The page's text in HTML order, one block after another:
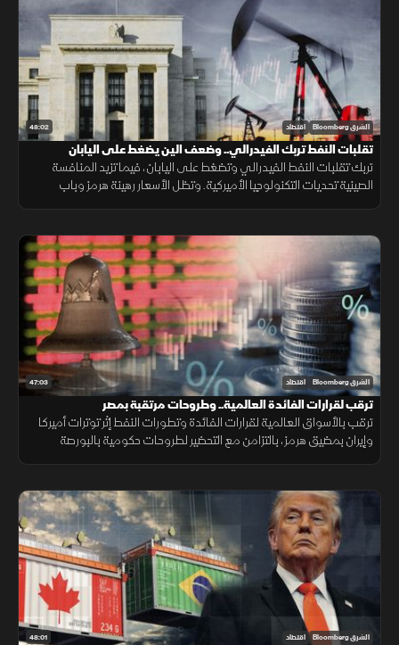
48:02 الشرق Bloomberg اقتصاد
تقلبات النفط تربك الفيدرالي.. وضعف الين يضغط على اليابان
تربك تقلبات النفط الفيدرالي وتضغط على اليابان، فيما تزيد المنافسة
الصينية تحديات التكنولوجيا الأميركية. وتظل الأسعار رهينة هرمز وباب
47:03 الشرق Bloomberg اقتصاد
ترقب لقرارات الفائدة العالمية.. وطروحات مرتقبة بمصر
ترقب بالأسواق العالمية لقرارات الفائدة وتطورات النفط إثر توترات أميركا
وإيران بمضيق هرمز، بالتزامن مع التحضير لطروحات حكومية بالبورصة
48:01 الشرق Bloomberg اقتصاد